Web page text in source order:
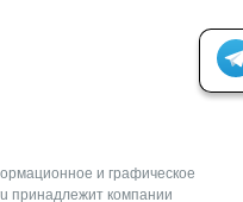
и графическое
принадлежит компании